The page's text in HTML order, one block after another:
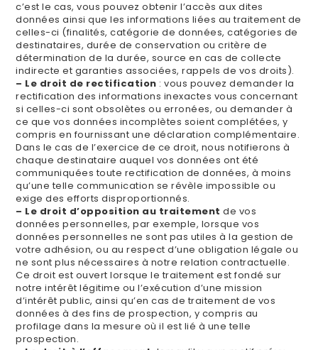
c’est le cas, vous pouvez obtenir l’accès aux dites
données ainsi que les informations liées au traitement de
celles-ci (finalités, catégorie de données, catégories de
destinataires, durée de conservation ou critère de
détermination de la durée, source en cas de collecte
indirecte et garanties associées, rappels de vos droits).
– Le droit de rectification : vous pouvez demander la
rectification des informations inexactes vous concernant
si celles-ci sont obsolètes ou erronées, ou demander à
ce que vos données incomplètes soient complétées, y
compris en fournissant une déclaration complémentaire.
Dans le cas de l’exercice de ce droit, nous notifierons à
chaque destinataire auquel vos données ont été
communiquées toute rectification de données, à moins
qu’une telle communication se révèle impossible ou
exige des efforts disproportionnés.
– Le droit d’opposition au traitementde vos
données personnelles, par exemple, lorsque vos
données personnelles ne sont pas utiles à la gestion de
votre adhésion, ou au respect d’une obligation légale ou
ne sont plus nécessaires à notre relation contractuelle.
Ce droit est ouvert lorsque le traitement est fondé sur
notre intérêt légitime ou l’exécution d’une mission
d’intérêt public, ainsi qu’en cas de traitement de vos
données à des fins de prospection, y compris au
profilage dans la mesure où il est lié à une telle
prospection.